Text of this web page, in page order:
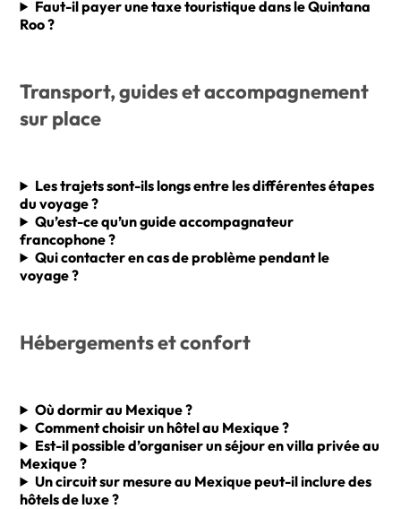
Faut-il payer une taxe touristique dans le Quintana
Roo ?
Transport, guides et accompagnement
sur place
Les trajets sont-ils longs entre les différentes étapes
du voyage ?
Qu’est-ce qu’un guide accompagnateur
francophone ?
Qui contacter en cas de problème pendant le
voyage ?
Hébergements et confort
Où dormir au Mexique ?
Comment choisir un hôtel au Mexique ?
Est-il possible d’organiser un séjour en villa privée au
Mexique ?
Un circuit sur mesure au Mexique peut-il inclure des
hôtels de luxe ?